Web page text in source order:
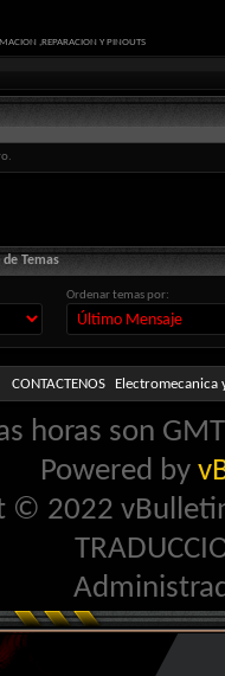
,REPARACION Y PINOUTS
Temas
Ordenar temas por:
CONTACTENOS Electromecanica
horas son
Powered by
© 2022